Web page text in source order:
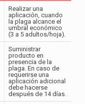
Realizar una
aplicación, cuando
la plaga alcance el
umbral económico
(3 a 5 adultos/hoja).
Suministrar
producto en
presencia de la
plaga. En caso de
requerirse una
aplicación adicional
debe hacerse
después de 14 días.